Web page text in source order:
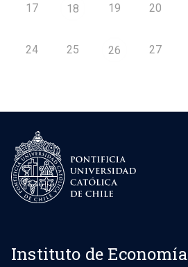
17 18 19 20
24 25 26 27
Instituto de Economía